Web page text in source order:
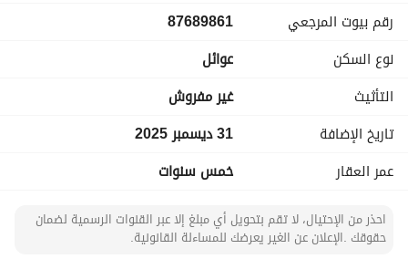
رقم بيوت المرجعي
87689861
نوع السكن
عوائل
التأثيث
غير مفروش
تاريخ الإضافة
31 ديسمبر 2025
عمر العقار
خمس سنوات
احذر من الإحتيال، لا تقم بتحويل أي مبلغ إلا عبر القنوات الرسمية لضمان
حقوقك .الإعلان عن الغير يعرضك للمساءلة القانونية.